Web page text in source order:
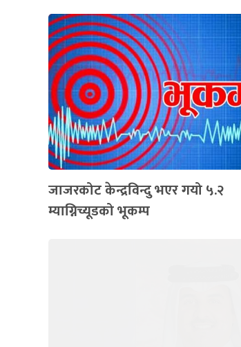
जाजरकोट केन्द्रविन्दु भएर गयो ५.२
म्याग्निच्यूडको भूकम्प